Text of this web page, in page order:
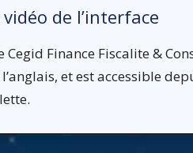
de l’interface
Cegid Finance Fiscalite &
et est accessible